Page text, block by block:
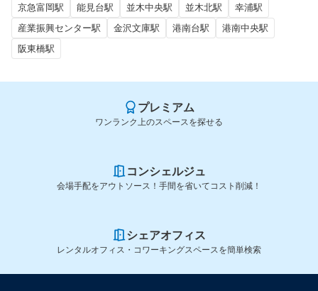
京急富岡駅 能見台駅 並木中央駅 並木北駅
幸浦駅
産業振興センター駅
金沢文庫駅 港南台駅
港南中央駅
阪東橋駅
プレミアム
ワンランク上のスペースを探せる
コンシェルジュ
会場手配をアウトソース！手間を省いてコスト削減！
シェアオフィス
レンタルオフィス・コワーキングスペースを簡単検索